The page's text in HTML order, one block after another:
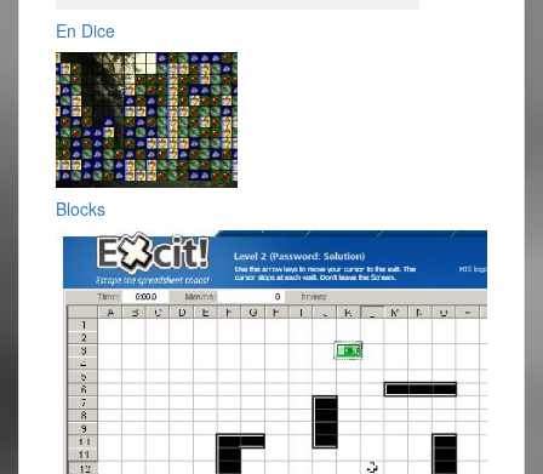
En Dice
Blocks